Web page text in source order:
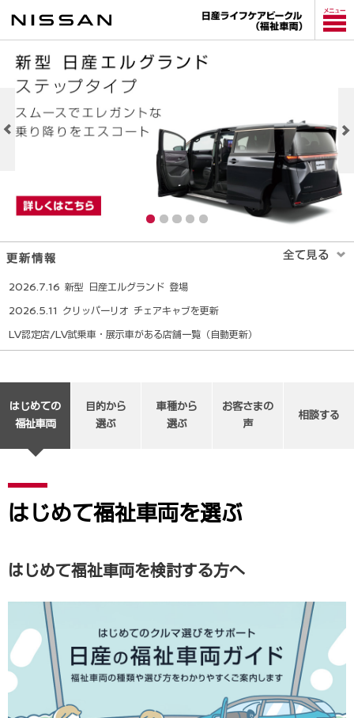
ン
2026.7.16 新型 日産エルグランド 登場
2026.5.11 クリッパーリオ チェアキャブを更新
LV認定店/LV試乗車・展示車がある店舗一覧（自動更新）
はじめての
福祉車両
目的から
選ぶ
車種から
選ぶ
お客さまの
声
相談する
はじめて福祉車両を選ぶ
はじめて福祉車両を検討する方へ